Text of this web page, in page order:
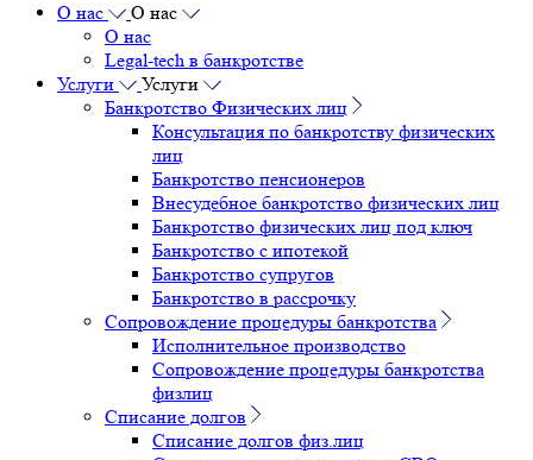
О нас
О нас
О нас
Legal-tech в банкротстве
Услуги
Услуги
Банкротство Физических лиц
Консультация по банкротству физических
лиц
Банкротство пенсионеров
Внесудебное банкротство физических лиц
Банкротство физических лиц под ключ
Банкротство с ипотекой
Банкротство супругов
Банкротство в рассрочку
Сопровождение процедуры банкротства
Исполнительное производство
Сопровождение процедуры банкротства
физлиц
Списание долгов
Списание долгов физ.лиц